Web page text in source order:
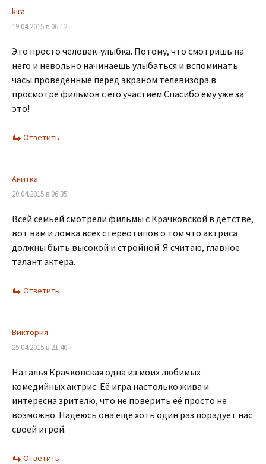
kira
19.04.2015 в 06:12
Это просто человек-улыбка. Потому, что смотришь на
него и невольно начинаешь улыбаться и вспоминать
часы проведенные перед экраном телевизора в
просмотре фильмов с его участием.Спасибо ему уже за
это!
Ответить
Анитка
20.04.2015 в 06:35
Всей семьей смотрели фильмы с Крачковской в детстве,
вот вам и ломка всех стереотипов о том что актриса
должны быть высокой и стройной. Я считаю, главное
талант актера.
Ответить
Виктория
25.04.2015 в 21:40
Наталья Крачковская одна из моих любимых
комедийных актрис. Её игра настолько жива и
интересна зрителю, что не поверить её просто не
возможно. Надеюсь она ещё хоть один раз порадует нас
своей игрой.
Ответить